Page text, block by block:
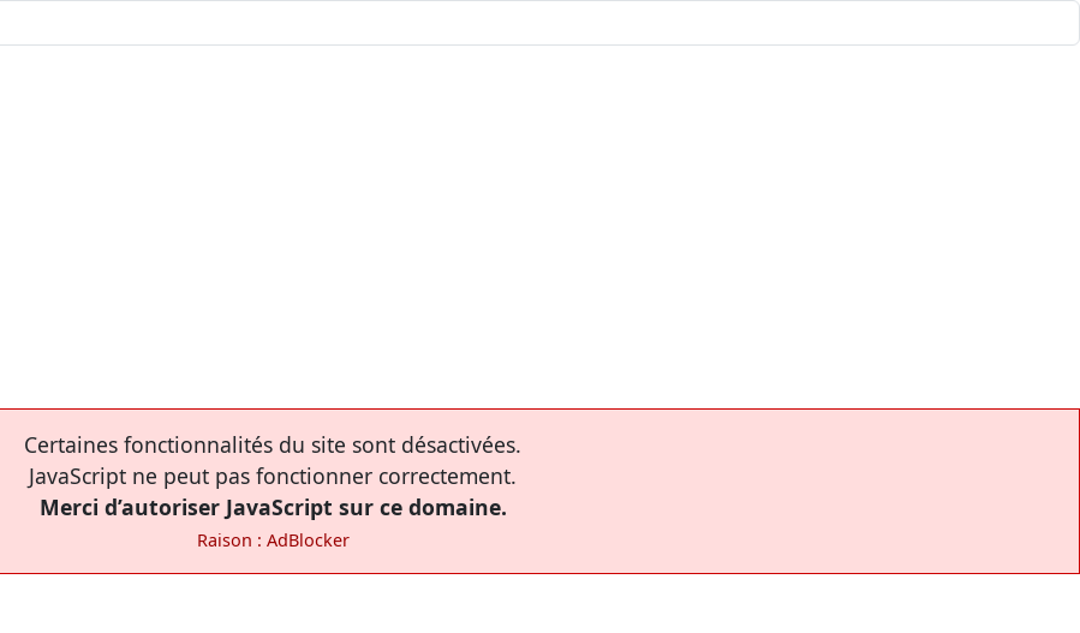
Certaines fonctionnalités du site sont désactivées.
JavaScript ne peut pas fonctionner correctement.
Merci d’autoriser JavaScript sur ce domaine.
Raison : AdBlocker